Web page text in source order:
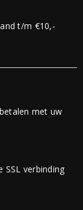
t/m €10,-
met uw
SSL verbinding